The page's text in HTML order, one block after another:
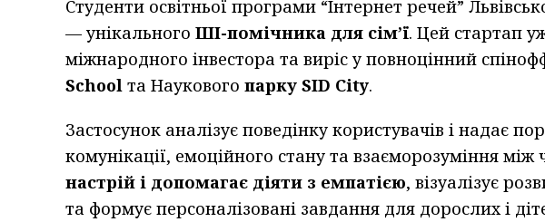
Студенти освітньої програми “Інтернет речей”
— унікального ШІ-помічника для сім’ї. Цей стартап
міжнародного інвестора та виріс у повноцінний
School та Наукового парку SID City.
Застосунок аналізує поведінку користувачів і надає
комунікації, емоційного стану та взаєморозуміння
настрій і допомагає діяти з емпатією, візуалізує
та формує персоналізовані завдання для дорослих і